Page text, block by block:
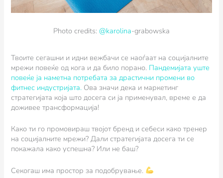
Photo credits: @karolina-grabowska
Твоите сегашни и идни вежбачи се наоѓаат на социјалните
мрежи повеќе од кога и да било порано. Пандемијата уште
повеќе ја наметна потребата за драстични промени во
фитнес индустријата. Ова значи дека и маркетинг
стратегијата која што досега си ја применувал, време е да
доживее трансформација!
Како ти го промовираш твојот бренд и себеси како тренер
на социјалните мрежи? Дали стратегијата досега ти се
покажала како успешна? Или не баш?
Секогаш има простор за подобрување.